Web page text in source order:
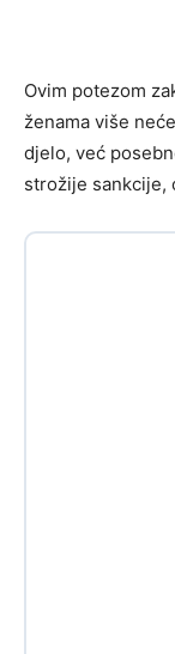
Ovim potezom
ženama više
djelo, već
strožije sankcije,